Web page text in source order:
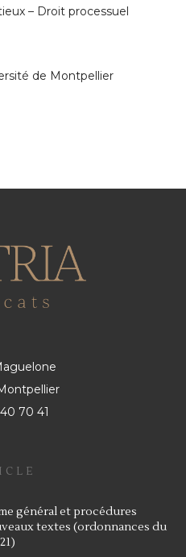
– Droit processuel
de Montpellier
70 41
général et procédures
textes (ordonnances du